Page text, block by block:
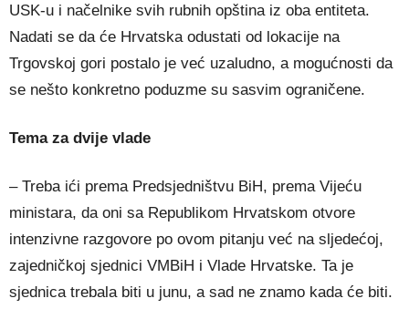
USK-u i načelnike svih rubnih opština iz oba entiteta.
Nadati se da će Hrvatska odustati od lokacije na
Trgovskoj gori postalo je već uzaludno, a mogućnosti da
se nešto konkretno poduzme su sasvim ograničene.
Tema za dvije vlade
– Treba ići prema Predsjedništvu BiH, prema Vijeću
ministara, da oni sa Republikom Hrvatskom otvore
intenzivne razgovore po ovom pitanju već na sljedećoj,
zajedničkoj sjednici VMBiH i Vlade Hrvatske. Ta je
sjednica trebala biti u junu, a sad ne znamo kada će biti.